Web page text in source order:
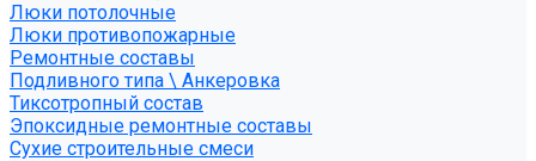
Люки потолочные
Люки противопожарные
Ремонтные составы
Подливного типа \ Анкеровка
Тиксотропный состав
Эпоксидные ремонтные составы
Сухие строительные смеси